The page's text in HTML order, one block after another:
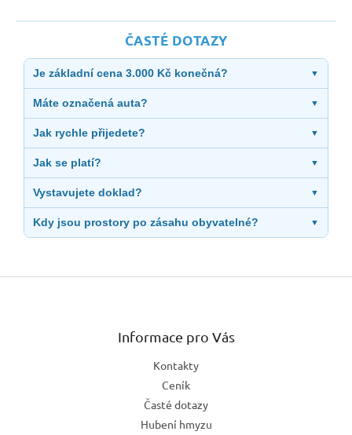
ČASTÉ DOTAZY
Je základní cena 3.000 Kč konečná? ▼
Máte označená auta? ▼
Jak rychle přijedete? ▼
Jak se platí? ▼
Vystavujete doklad? ▼
Kdy jsou prostory po zásahu obyvatelné? ▼
Z
Informace pro Vás
Kontakty
Ceník
Časté dotazy
Hubení hmyzu